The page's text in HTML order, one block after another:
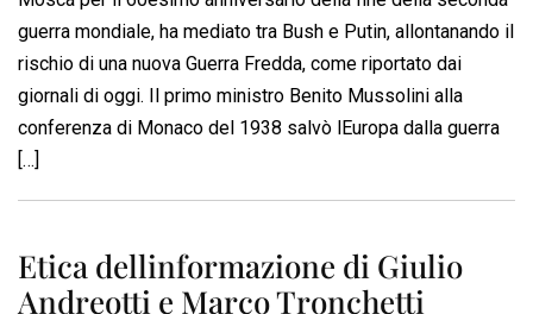
guerra mondiale, ha mediato tra Bush e Putin, allontanando il
rischio di una nuova Guerra Fredda, come riportato dai
giornali di oggi. Il primo ministro Benito Mussolini alla
conferenza di Monaco del 1938 salvò lEuropa dalla guerra
[…]
Etica dellinformazione di Giulio
Andreotti e Marco Tronchetti